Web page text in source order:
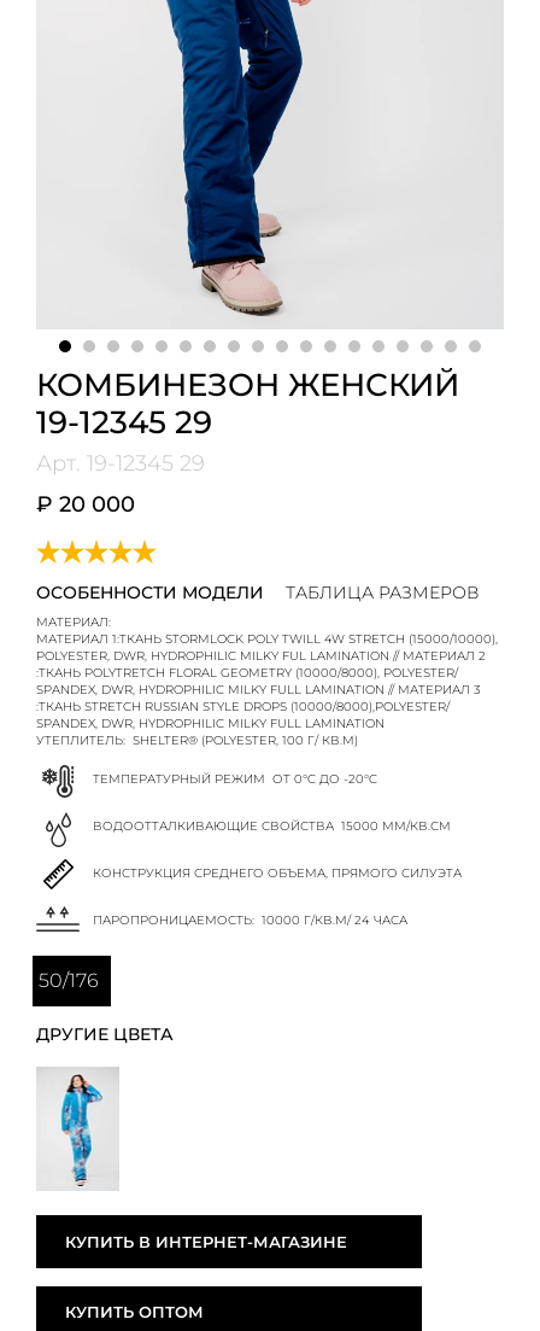
КОМБИНЕЗОН ЖЕНСКИЙ
19-12345 29
Арт. 19-12345 29
₽ 20 000
ОСОБЕННОСТИ МОДЕЛИ ТАБЛИЦА РАЗМЕРОВ
МАТЕРИАЛ:
МАТЕРИАЛ 1:ТКАНЬ STORMLOCK POLY TWILL 4W STRETCH (15000/10000),
POLYESTER, DWR, HYDROPHILIC MILKY FUL LAMINATION // МАТЕРИАЛ 2
:ТКАНЬ POLYTRETCH FLORAL GEOMETRY (10000/8000), POLYESTER/
SPANDEX, DWR, HYDROPHILIC MILKY FULL LAMINATION // МАТЕРИАЛ 3
:ТКАНЬ STRETCH RUSSIAN STYLE DROPS (10000/8000),POLYESTER/
SPANDEX, DWR, HYDROPHILIC MILKY FULL LAMINATION
УТЕПЛИТЕЛЬ: SHELTER® (POLYESTER, 100 Г/ КВ.М)
ТЕМПЕРАТУРНЫЙ РЕЖИМ ОТ 0°C ДО -20°C
ВОДООТТАЛКИВАЮЩИЕ СВОЙСТВА 15000 ММ/КВ.СМ
КОНСТРУКЦИЯ СРЕДНЕГО ОБЪЕМА, ПРЯМОГО СИЛУЭТА
ПАРОПРОНИЦАЕМОСТЬ: 10000 Г/КВ.М/ 24 ЧАСА
50/176
ДРУГИЕ ЦВЕТА
КУПИТЬ В ИНТЕРНЕТ-МАГАЗИНЕ
КУПИТЬ ОПТОМ